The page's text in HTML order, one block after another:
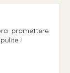
promettere
!